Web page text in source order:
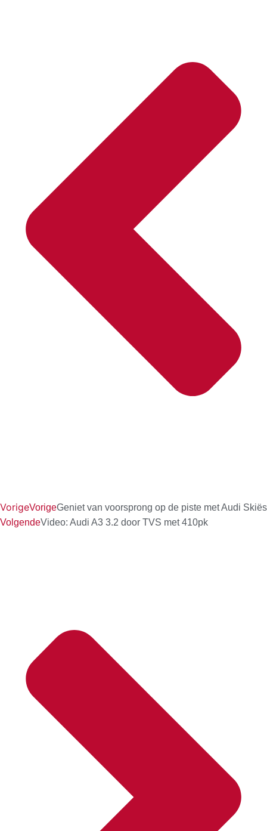
VorigeVorigeGeniet van voorsprong op de piste met Audi Skiës
VolgendeVideo: Audi A3 3.2 door TVS met 410pk